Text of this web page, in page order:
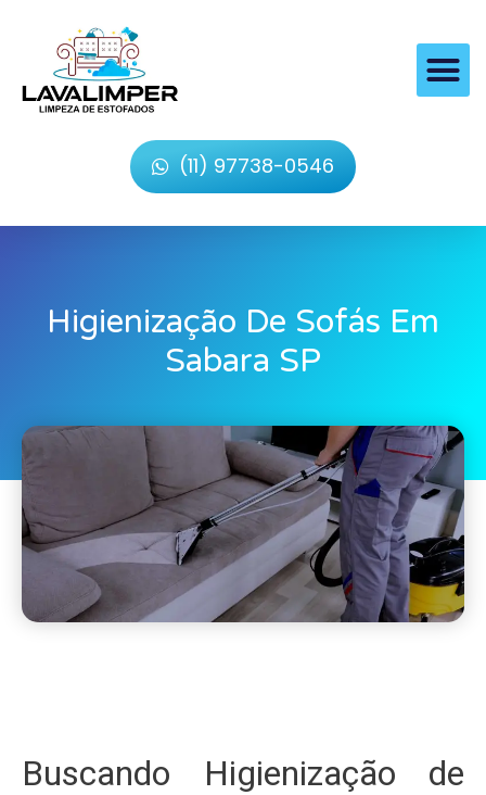
(11) 97738-0546
Higienização De Sofás Em
Sabara SP
Buscando Higienização de